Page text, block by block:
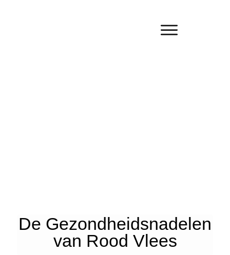
De Gezondheidsnadelen
van Rood Vlees